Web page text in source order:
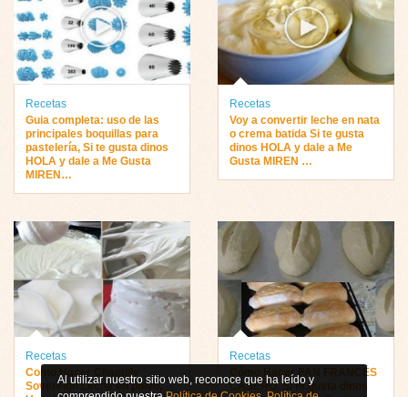
Recetas
Guia completa: uso de las
principales boquillas para
pastelería, Si te gusta dinos
HOLA y dale a Me Gusta
MIREN…
Recetas
Voy a convertir leche en nata
o crema batida Si te gusta
dinos HOLA y dale a Me
Gusta MIREN …
Recetas
Como Hacer Chantilly
Sovereign Leche en polvo,
Recetas
Cómo Hacer PAN FRANCÉS
CASERO, Si te gusta dinos
Al utilizar nuestro sitio web, reconoce que ha leído y